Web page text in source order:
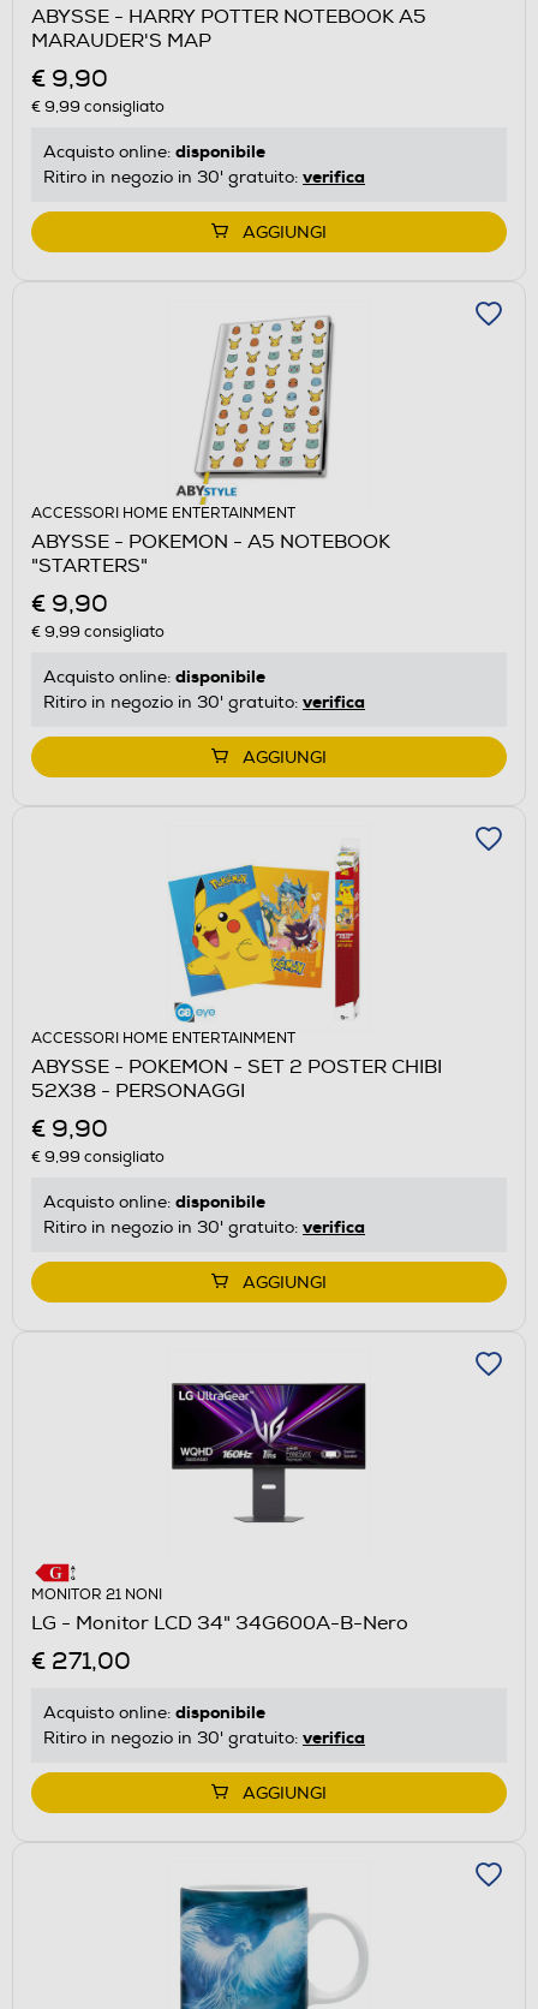
ABYSSE - HARRY POTTER NOTEBOOK A5
MARAUDER'S MAP
€ 9,90
€ 9,99 consigliato
Acquisto online: disponibile
Ritiro in negozio in 30' gratuito: verifica
AGGIUNGI
ACCESSORI HOME ENTERTAINMENT
ABYSSE - POKEMON - A5 NOTEBOOK
"STARTERS"
€ 9,90
€ 9,99 consigliato
Acquisto online: disponibile
Ritiro in negozio in 30' gratuito: verifica
AGGIUNGI
ACCESSORI HOME ENTERTAINMENT
ABYSSE - POKEMON - SET 2 POSTER CHIBI
52X38 - PERSONAGGI
€ 9,90
€ 9,99 consigliato
Acquisto online: disponibile
Ritiro in negozio in 30' gratuito: verifica
AGGIUNGI
MONITOR 21 NONI
LG - Monitor LCD 34" 34G600A-B-Nero
€ 271,00
Acquisto online: disponibile
Ritiro in negozio in 30' gratuito: verifica
AGGIUNGI